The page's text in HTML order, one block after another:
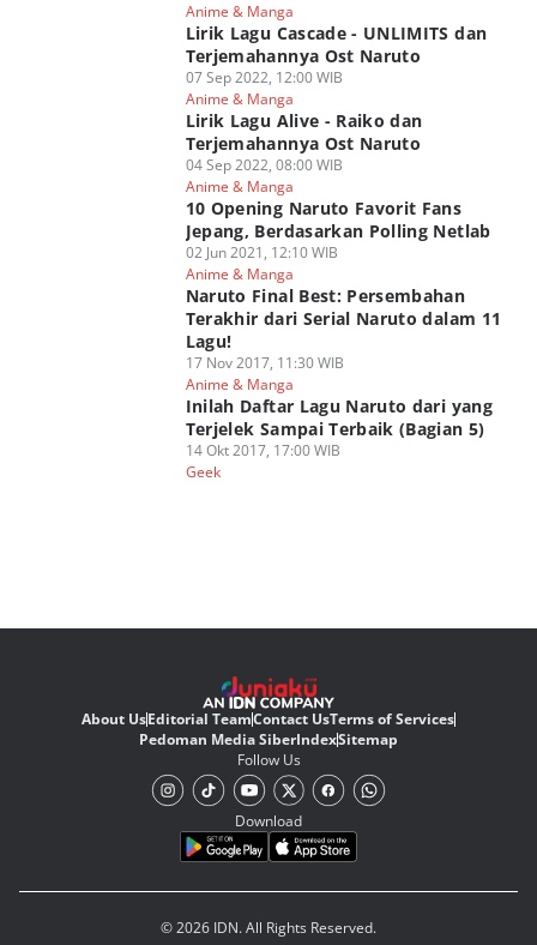
Anime & Manga
Lirik Lagu Cascade - UNLIMITS dan
Terjemahannya Ost Naruto
07 Sep 2022, 12:00 WIB
Anime & Manga
Lirik Lagu Alive - Raiko dan
Terjemahannya Ost Naruto
04 Sep 2022, 08:00 WIB
Anime & Manga
10 Opening Naruto Favorit Fans
Jepang, Berdasarkan Polling Netlab
02 Jun 2021, 12:10 WIB
Anime & Manga
Naruto Final Best: Persembahan
Terakhir dari Serial Naruto dalam 11
Lagu!
17 Nov 2017, 11:30 WIB
Anime & Manga
Inilah Daftar Lagu Naruto dari yang
Terjelek Sampai Terbaik (Bagian 5)
14 Okt 2017, 17:00 WIB
Geek
About UsEditorial TeamContact UsTerms of Services
Pedoman Media SiberIndexSitemap
Follow Us
Download
© 2026 IDN. All Rights Reserved.